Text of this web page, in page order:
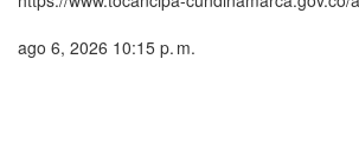
ago 6, 2026 10:15 p. m.